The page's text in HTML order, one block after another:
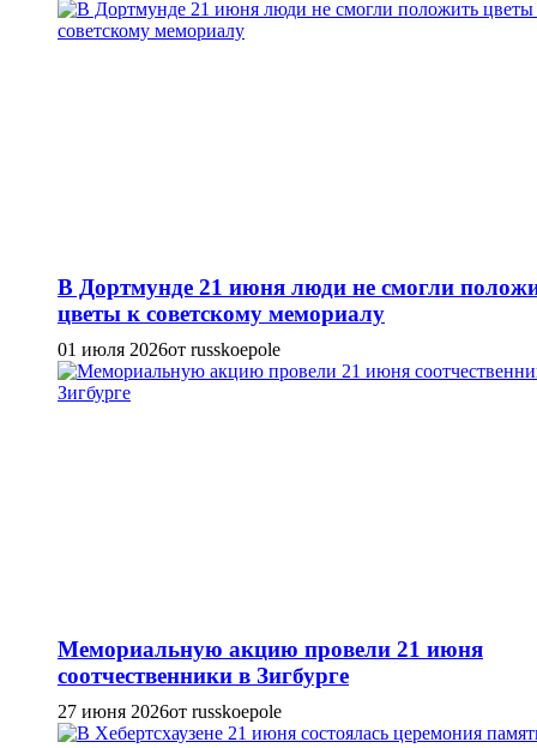
В Дортмунде 21 июня люди не смогли
цветы к советскому мемориалу
01 июля 2026от russkoepole
Мемориальную акцию провели 21 июня
соотчественники в Зигбурге
27 июня 2026от russkoepole